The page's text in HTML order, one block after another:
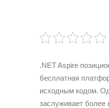
.NET Aspire
бесплатная
исходным кодом.
заслуживает более